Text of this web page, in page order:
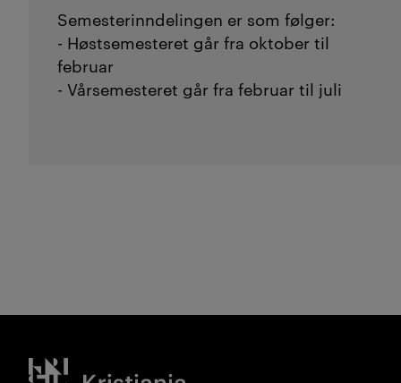
Semesterinndelingen er som følger:
- Høstsemesteret går fra oktober til
februar
- Vårsemesteret går fra februar til juli
Kristiania logo